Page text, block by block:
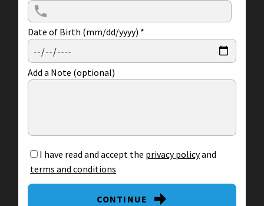
Date of Birth (mm/dd/yyyy) *
Add a Note (optional)
I have read and accept the privacy policyand
terms and conditions
CONTINUE